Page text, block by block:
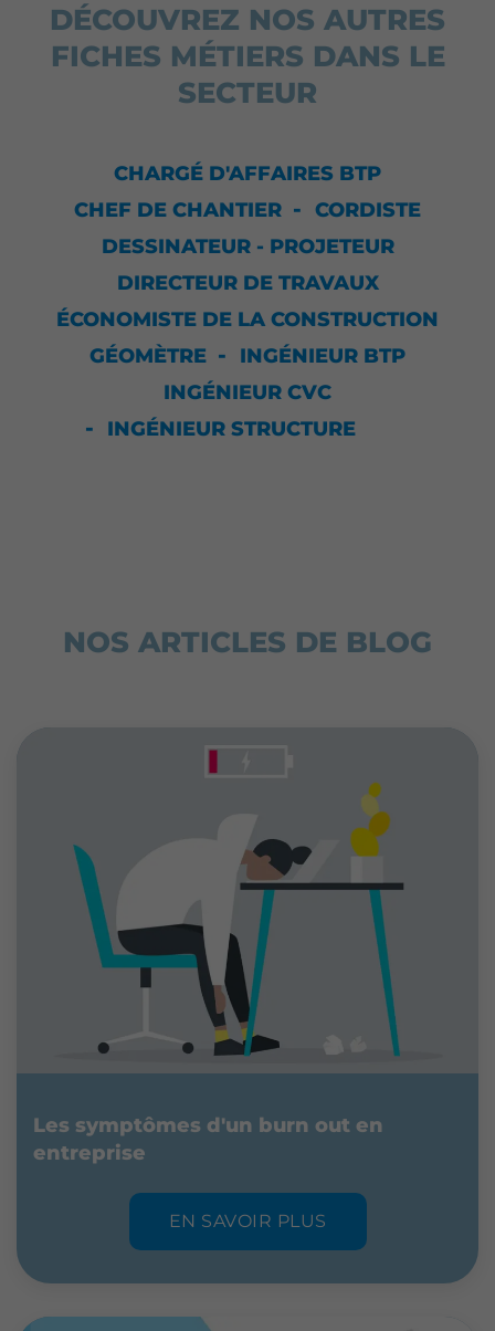
DÉCOUVREZ NOS AUTRES
FICHES MÉTIERS DANS LE
SECTEUR
CHARGÉ D'AFFAIRES BTP
CHEF DE CHANTIER
CORDISTE
DESSINATEUR - PROJETEUR
DIRECTEUR DE TRAVAUX
ÉCONOMISTE DE LA CONSTRUCTION
GÉOMÈTRE
INGÉNIEUR BTP
INGÉNIEUR CVC
INGÉNIEUR STRUCTURE
NOS ARTICLES DE BLOG
Les symptômes d'un burn out en
entreprise
EN SAVOIR PLUS